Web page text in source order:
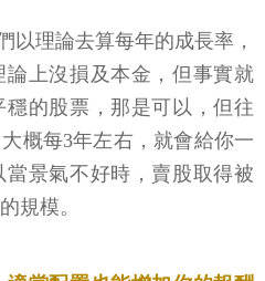
以理論去算每年的成長率，
上沒損及本金，但事實就
的股票，那是可以，但往
概每3年左右，就會給你一
景氣不好時，賣股取得被
規模。